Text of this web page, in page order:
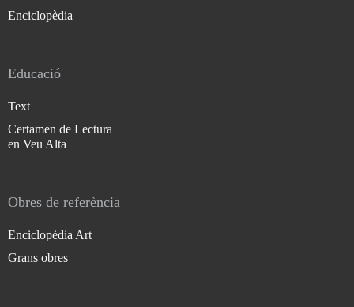
Enciclopèdia
Educació
Text
Certamen de Lectura
en Veu Alta
Obres de referència
Enciclopèdia Art
Grans obres